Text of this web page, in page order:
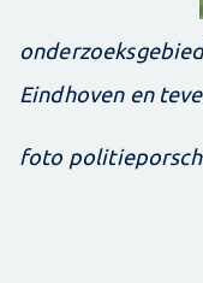
Eindhoven en
foto